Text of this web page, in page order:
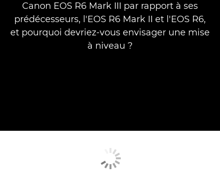
Canon EOS R6 Mark III par rapport à ses
prédécesseurs, l'EOS R6 Mark II et l'EOS R6,
et pourquoi devriez-vous envisager une mise
à niveau ?